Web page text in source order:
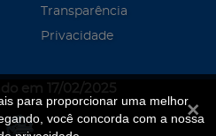
para proporcionar uma melhor
você concorda com a nossa
Transparência
Privacidade
em 17/02/2025